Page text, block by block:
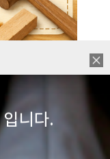
&
니다.